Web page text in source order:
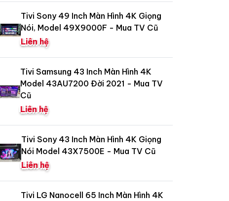
Tivi Sony 49 Inch Màn Hình 4K Giọng
Nói, Model 49X9000F - Mua TV Cũ
Liên hệ
Tivi Samsung 43 Inch Màn Hình 4K
Model 43AU7200 Đời 2021 - Mua TV
Cũ
Liên hệ
Tivi Sony 43 Inch Màn Hình 4K Giọng
Nói Model 43X7500E - Mua TV Cũ
Liên hệ
Tivi LG Nanocell 65 Inch Màn Hình 4K